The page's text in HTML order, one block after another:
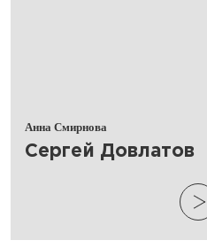
Анна Смирнова
​Сергей Довлатов